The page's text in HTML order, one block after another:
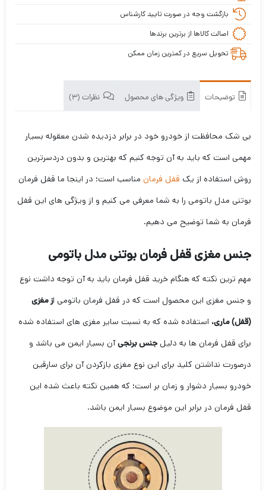
بازگشت وجه در صورت تایید کارشناس
اصالت کالاها از برترین برندها
تحویل سریع در کمترین زمان ممکن
توضیحات ویژگی های محصول نظرات (3)
بی شک محافظت از خودرو خود در برابر دزدیده شدن معقوله بسیار
مهمی است که باید به آن توجه کنیم که بهترین و بدون دردسرترین
روش استفاده از یک قفل فرمان مناسب است؛ در اینجا ما قفل فرمان
بوتنی مدل باتومی را به شما معرفی می کنیم و از ویژگی های این قفل
فرمان به شما توضیح می دهیم.
جنس مغزی قفل فرمان بوتنی مدل باتومی
مهم ترین نکته که هنگام خرید قفل فرمان باید به آن توجه داشت نوع
و جنس مغزی این محصول است که در قفل فرمان باتومی از مغزی
(قفل) ماری، استفاده شده که به نسبت سایر مغزی های استفاده شده
برای قفل فرمان ها به دلیل جنس برنجیآن بسیار ایمن می باشد و
درصورت نداشتن کلید برای این نوع مغزی بازکردن آن برای سارقین
خودرو بسیار دشوار و زمان بر است؛ که همین نکته باعث شده این
قفل فرمان در برابر این موضوع بسیار ایمن باشد.